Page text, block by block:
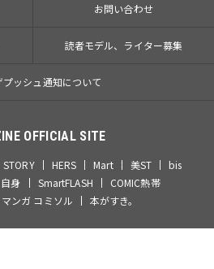
お問い合わせ
読者モデル、ライター募集
プッシュ通知について
OFFICIAL SITE
STORY HERS Mart 美ST
bis
身 SmartFLASH
COMIC熱帯
マンガ コミソル 本がすき。